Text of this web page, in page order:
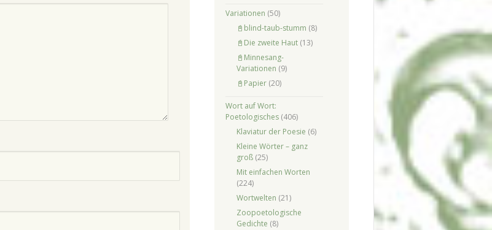
Variationen (50)
📓blind-taub-stumm (8)
📓Die zweite Haut(13)
📓Minnesang-
Variationen (9)
📓Papier(20)
Wort auf Wort:
Poetologisches(406)
Klaviatur der Poesie (6)
Kleine Wörter – ganz
groß(25)
Mit einfachen Worten
(224)
Wortwelten (21)
Zoopoetologische
Gedichte (8)